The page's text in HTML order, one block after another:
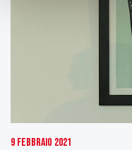
9 Febbraio 2021